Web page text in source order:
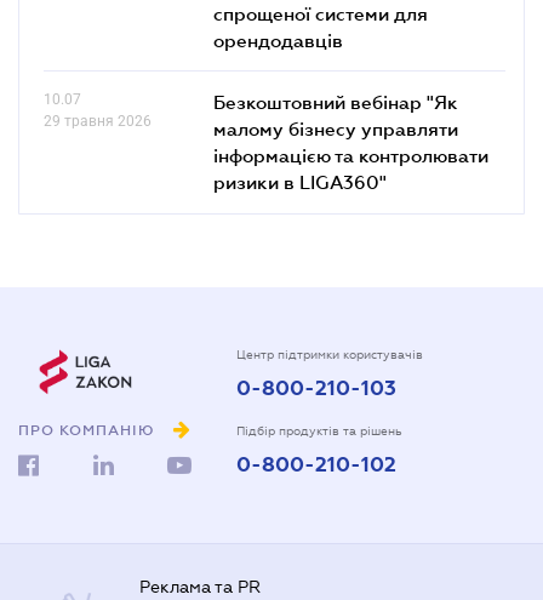
спрощеної системи для
орендодавців
10.07
29 травня 2026
Безкоштовний вебінар "Як
малому бізнесу управляти
інформацією та контролювати
ризики в LIGA360"
ПРО КОМПАНІЮ
Центр підтримки користувачів
0-800-210-103
Підбір продуктів та рішень
0-800-210-102
Реклама та PR